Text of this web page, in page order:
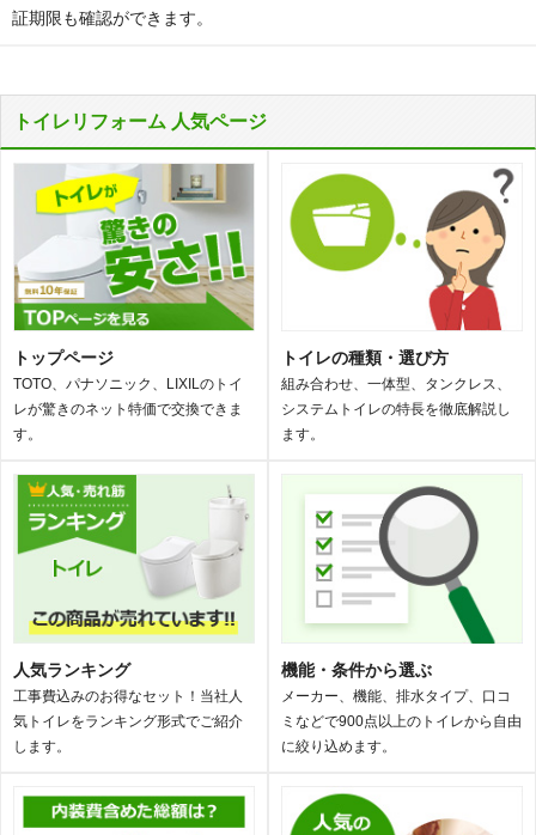
証期限も確認ができます。
トイレリフォーム 人気ページ
トップページ
TOTO、パナソニック、LIXILのトイ
レが驚きのネット特価で交換できま
す。
トイレの種類・選び方
組み合わせ、一体型、タンクレス、
システムトイレの特長を徹底解説し
ます。
人気ランキング
工事費込みのお得なセット！当社人
気トイレをランキング形式でご紹介
します。
機能・条件から選ぶ
メーカー、機能、排水タイプ、口コ
ミなどで900点以上のトイレから自由
に絞り込めます。